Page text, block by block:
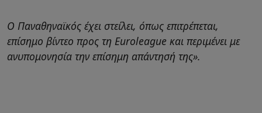
Ο Παναθηναϊκός έχει στείλει, όπως επιτρέπεται,
επίσημο βίντεο προς τη Euroleague και περιμένει με
ανυπομονησία την επίσημη απάντησή της».